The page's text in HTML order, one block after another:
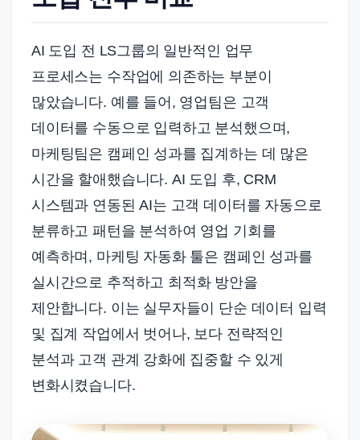
AI 도입 전 LS그룹의 일반적인 업무
프로세스는 수작업에 의존하는 부분이
많았습니다. 예를 들어, 영업팀은 고객
데이터를 수동으로 입력하고 분석했으며,
마케팅팀은 캠페인 성과를 집계하는 데 많은
시간을 할애했습니다. AI 도입 후, CRM
시스템과 연동된 AI는 고객 데이터를 자동으로
분류하고 패턴을 분석하여 영업 기회를
예측하며, 마케팅 자동화 툴은 캠페인 성과를
실시간으로 추적하고 최적화 방안을
제안합니다. 이는 실무자들이 단순 데이터 입력
및 집계 작업에서 벗어나, 보다 전략적인
분석과 고객 관계 강화에 집중할 수 있게
변화시켰습니다.